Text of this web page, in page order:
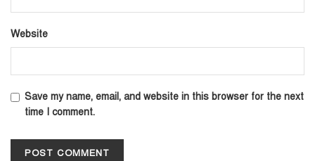
Website
Save my name, email, and website in this browser for the next
time I comment.